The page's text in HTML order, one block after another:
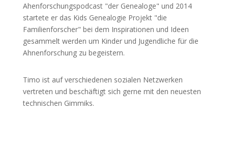
Ahenforschungspodcast "der Genealoge" und 2014
startete er das Kids Genealogie Projekt "die
Familienforscher" bei dem Inspirationen und Ideen
gesammelt werden um Kinder und Jugendliche für die
Ahnenforschung zu begeistern.
Timo ist auf verschiedenen sozialen Netzwerken
vertreten und beschäftigt sich gerne mit den neuesten
technischen Gimmiks.